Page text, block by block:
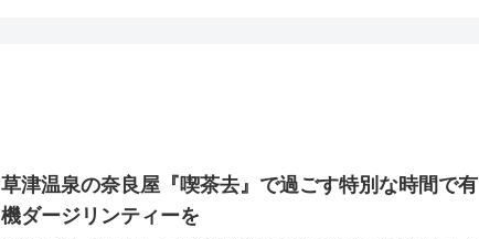
草津温泉の奈良屋『喫茶去』で過ごす特別な時間で有
機ダージリンティーを